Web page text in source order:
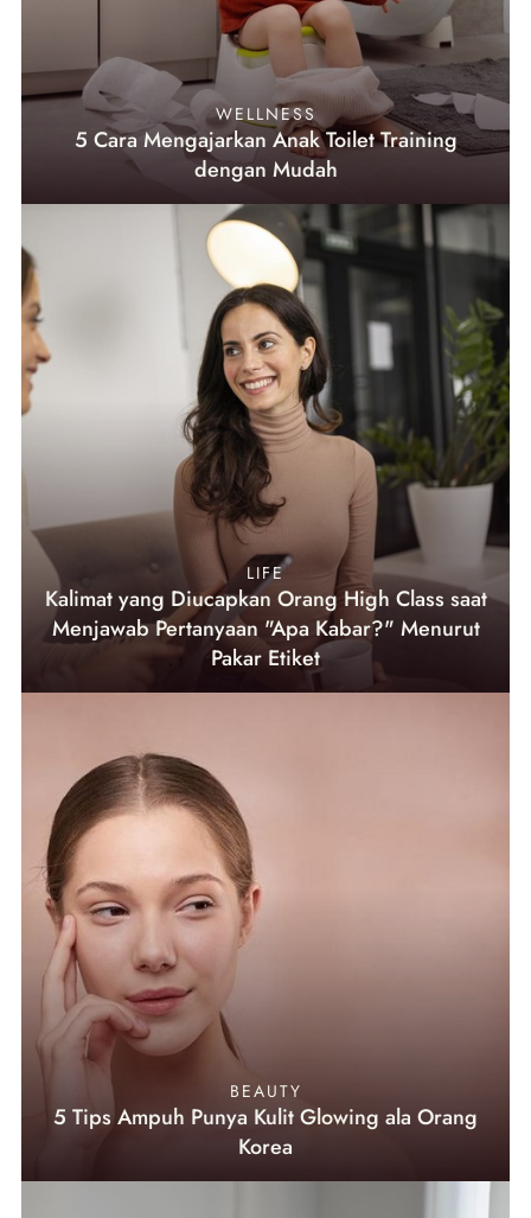
WELLNESS
5 Cara Mengajarkan Anak Toilet Training
dengan Mudah
LIFE
Kalimat yang Diucapkan Orang High Class saat
Menjawab Pertanyaan "Apa Kabar?" Menurut
Pakar Etiket
BEAUTY
5 Tips Ampuh Punya Kulit Glowing ala Orang
Korea